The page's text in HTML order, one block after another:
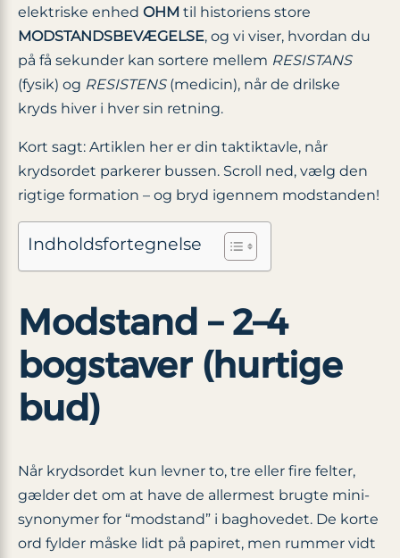
elektriske enhed OHM til historiens store
MODSTANDSBEVÆGELSE, og vi viser, hvordan du
på få sekunder kan sortere mellem RESISTANS
(fysik) og RESISTENS(medicin), når de drilske
kryds hiver i hver sin retning.
Kort sagt: Artiklen her er din taktiktavle, når
krydsordet parkerer bussen. Scroll ned, vælg den
rigtige formation – og bryd igennem modstanden!
Indholdsfortegnelse
Modstand – 2–4
bogstaver (hurtige
bud)
Når krydsordet kun levner to, tre eller fire felter,
gælder det om at have de allermest brugte mini-
synonymer for “modstand” i baghovedet. De korte
ord fylder måske lidt på papiret, men rummer vidt